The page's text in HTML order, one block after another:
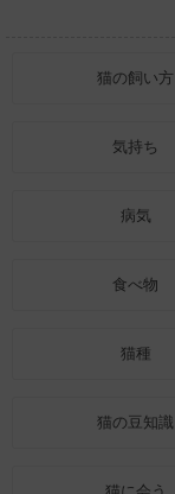
猫の飼い方
気持ち
病気
食べ物
猫種
猫の豆知識